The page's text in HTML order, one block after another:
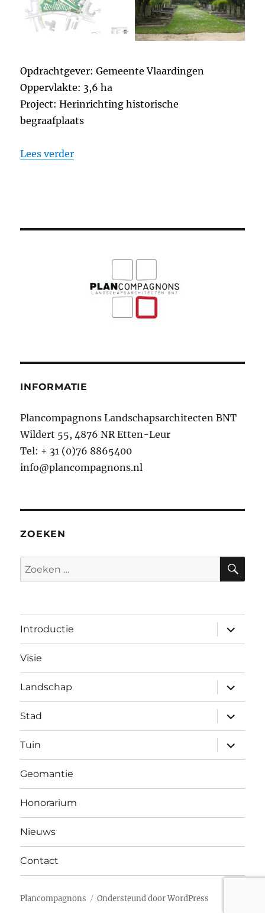
Opdrachtgever: Gemeente Vlaardingen
Oppervlakte: 3,6 ha
Project: Herinrichting historische
begraafplaats
Lees verder“Begraafplaats Emaus, Vlaardingen”
INFORMATIE
Plancompagnons Landschapsarchitecten BNT
Wildert 55, 4876 NR Etten-Leur
Tel: + 31 (0)76 8865400
info@plancompagnons.nl
ZOEKEN
Zoeken
naar:
Introductie
Visie
Landschap
Stad
Tuin
Geomantie
Honorarium
Nieuws
Contact
Plancompagnons Ondersteund door WordPress